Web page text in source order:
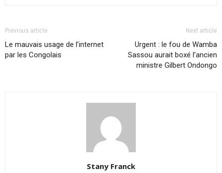
Previous article
Le mauvais usage de l’internet
par les Congolais
Next article
Urgent : le fou de Wamba
Sassou aurait boxé l’ancien
ministre Gilbert Ondongo
Stany Franck